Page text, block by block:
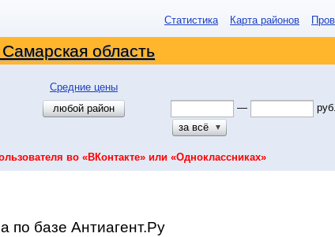
Статистика Карта районов
область
Средние цены
любой район —
руб.
за всё
▼
во «ВКонтакте» или «Одноклассниках»
по базе Антиагент.Ру